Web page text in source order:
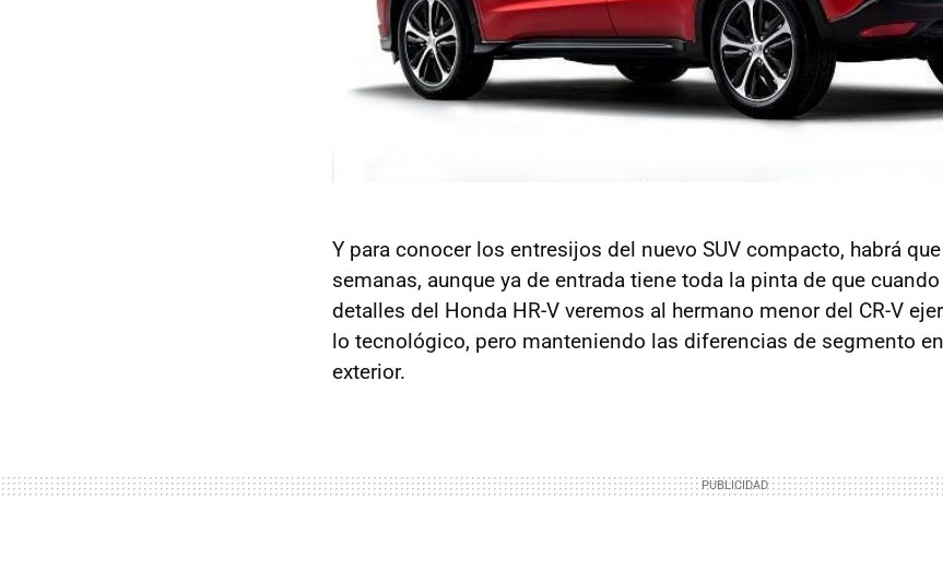
Y para conocer los entresijos del nuevo SUV compacto, habrá
semanas, aunque ya de entrada tiene toda la pinta de que
detalles del Honda HR-V veremos al hermano menor del CR-V
lo tecnológico, pero manteniendo las diferencias de segmento
exterior.